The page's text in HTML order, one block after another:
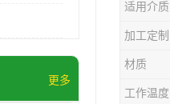
更多
适用介质
加工定制
材质
工作温度